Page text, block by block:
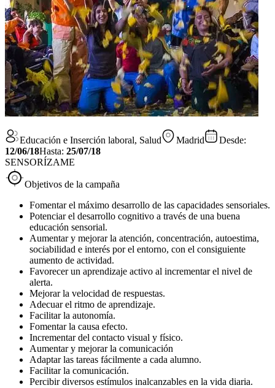
Educación e Inserción laboral, Salud Madrid
Desde:
12/06/18Hasta: 25/07/18
SENSORÍZAME
Objetivos de la campaña
Fomentar el máximo desarrollo de las capacidades sensoriales.
Potenciar el desarrollo cognitivo a través de una buena
educación sensorial.
Aumentar y mejorar la atención, concentración, autoestima,
sociabilidad e interés por el entorno, con el consiguiente
aumento de actividad.
Favorecer un aprendizaje activo al incrementar el nivel de
alerta.
Mejorar la velocidad de respuestas.
Adecuar el ritmo de aprendizaje.
Facilitar la autonomía.
Fomentar la causa efecto.
Incrementar del contacto visual y físico.
Aumentar y mejorar la comunicación
Adaptar las tareas fácilmente a cada alumno.
Facilitar la comunicación.
Percibir diversos estímulos inalcanzables en la vida diaria.